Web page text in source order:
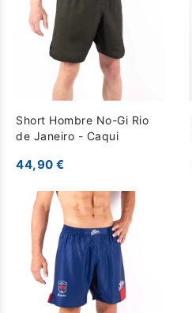
Short Hombre No-Gi Rio
de Janeiro - Caqui
44,90 €